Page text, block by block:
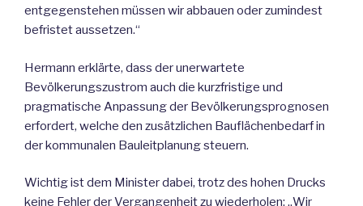
entgegenstehen müssen wir abbauen oder zumindest
befristet aussetzen.“
Hermann erklärte, dass der unerwartete
Bevölkerungszustrom auch die kurzfristige und
pragmatische Anpassung der Bevölkerungsprognosen
erfordert, welche den zusätzlichen Bauflächenbedarf in
der kommunalen Bauleitplanung steuern.
Wichtig ist dem Minister dabei, trotz des hohen Drucks
keine Fehler der Vergangenheit zu wiederholen: „Wir